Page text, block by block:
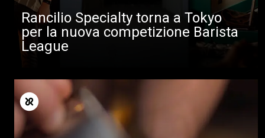
Rancilio Specialty torna a Tokyo
per la nuova competizione Barista
League